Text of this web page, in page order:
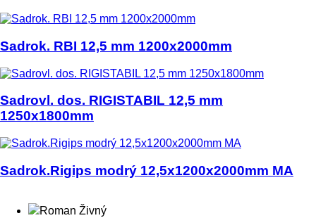
Sadrok. RBI 12,5 mm 1200x2000mm
Sadrovl. dos. RIGISTABIL 12,5 mm
1250x1800mm
Sadrok.Rigips modrý 12,5x1200x2000mm MA